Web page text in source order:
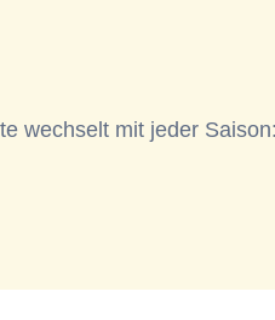
wechselt mit jeder